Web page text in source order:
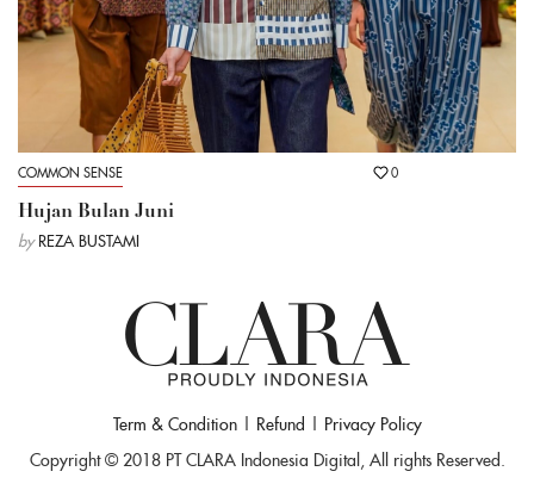
COMMON SENSE 0
Hujan Bulan Juni
by REZA BUSTAMI
Term & Condition| Refund
Privacy Policy
Copyright © 2018 PT CLARA Indonesia Digital, All rights Reserved.